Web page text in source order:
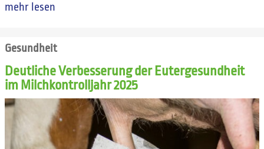
mehr lesen
Deutliche Verbesserung der Eutergesundheit
im Milchkontrolljahr 2025
Gesundheit